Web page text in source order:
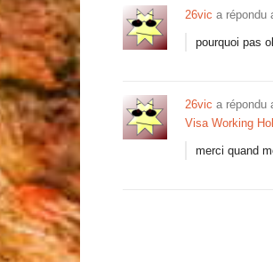
26vic a répondu
pourquoi pas
26vic a répondu
Visa Working
merci quand